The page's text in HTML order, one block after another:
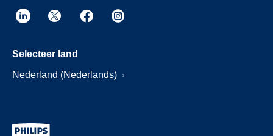
Selecteer land
Nederland (Nederlands)